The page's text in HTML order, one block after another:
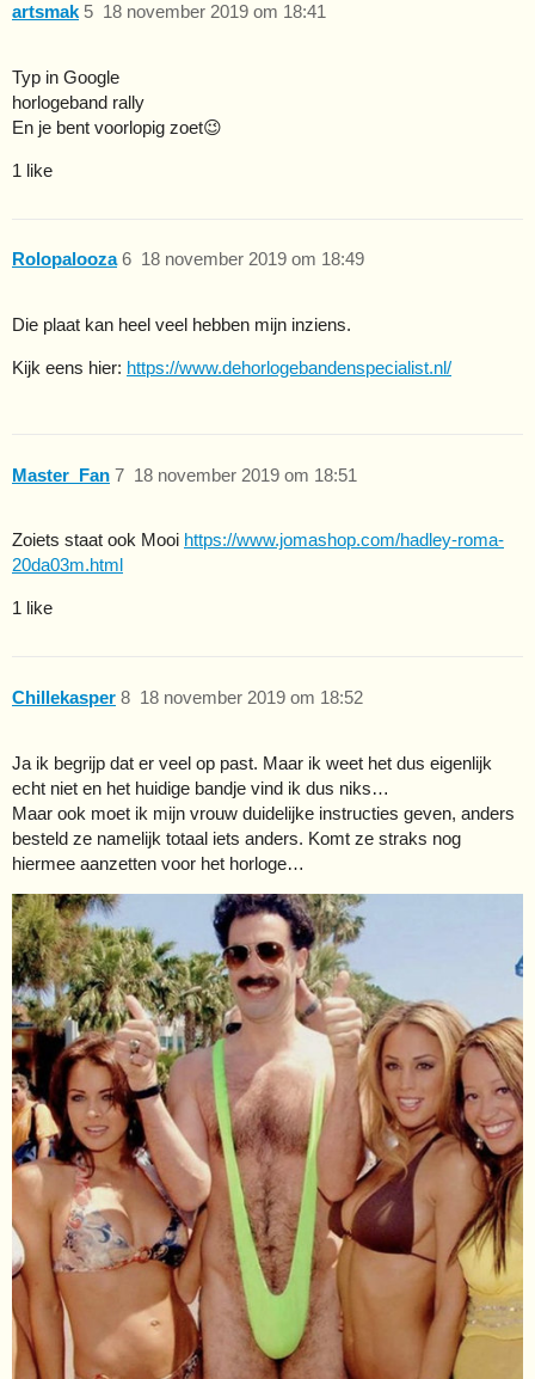
artsmak 18 november 2019 om 18:41
5
Typ in Google
horlogeband rally
En je bent voorlopig zoet😉
1 like
Rolopalooza 18 november 2019 om 18:49
6
Die plaat kan heel veel hebben mijn inziens.
Kijk eens hier: https://www.dehorlogebandenspecialist.nl/
Master_Fan 18 november 2019 om 18:51
7
Zoiets staat ook Mooi https://www.jomashop.com/hadley-roma-
20da03m.html
1 like
Chillekasper 18 november 2019 om 18:52
8
Ja ik begrijp dat er veel op past. Maar ik weet het dus eigenlijk
echt niet en het huidige bandje vind ik dus niks…
Maar ook moet ik mijn vrouw duidelijke instructies geven, anders
besteld ze namelijk totaal iets anders. Komt ze straks nog
hiermee aanzetten voor het horloge…